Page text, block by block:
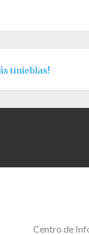
tinieblas!
Centro de